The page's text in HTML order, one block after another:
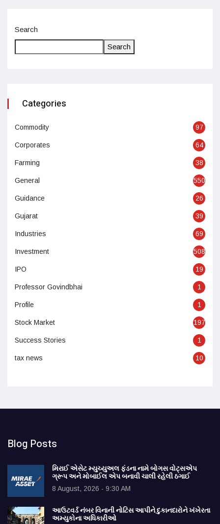
Search
Search
Categories
Commodity 97
Corporates 64
Farming 38
General 550
Guidance 26
Gujarat 39
Industries 69
Investment 508
IPO 19
Professor Govindbhai 1
Profile 1
Stock Market 197
Success Stories 1
tax news 10
Blog Posts
મિરાઈ એસેટ મ્યુચ્યુઅલ ફંડના નામે બોગસ વોટ્સએપ
ગ્રૂપ અને મોબાઈલ એપ બનાવી ચાલી રહેલી ઠગાઈ
8 August, 2026 - 9:30 AM
આઉટવર્ડ નંબર વિનાની નોટિસ આપીને દુકાનદારોને ખંખેરતા
અમ્યુકોના અધિકારીઓ